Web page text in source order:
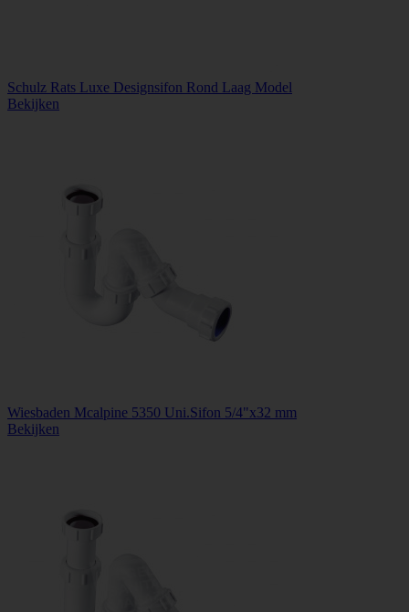
Schulz Rats Luxe Designsifon Rond Laag Model
Bekijken
Wiesbaden Mcalpine 5350 Uni.Sifon 5/4"x32 mm
Bekijken